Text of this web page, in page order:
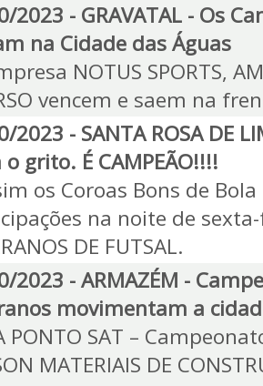
2023 - GRAVATAL - Os
na Cidade das Águas
NOTUS SPORTS,
vencem e saem na
2023 - SANTA ROSA DE
grito. É CAMPEÃO!!!!
os Coroas Bons de
na noite de sexta-
DE FUTSAL.
2023 - ARMAZÉM -
movimentam a
PONTO SAT –
MATERIAIS DE